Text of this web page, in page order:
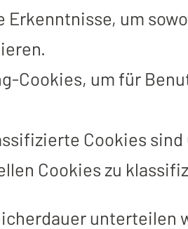
Erkenntnisse, um
Cookies, um für
Cookies
Cookies zu
unterteilen